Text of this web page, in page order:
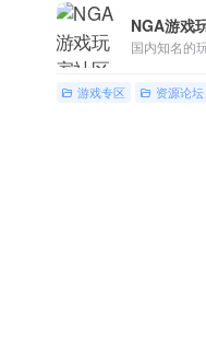
NGA游戏
游戏专区 资源论坛